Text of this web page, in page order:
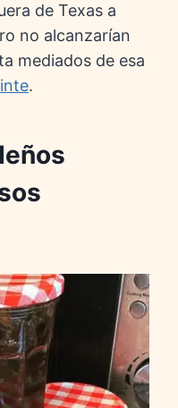
de Texas a
no alcanzarían
mediados de esa
.